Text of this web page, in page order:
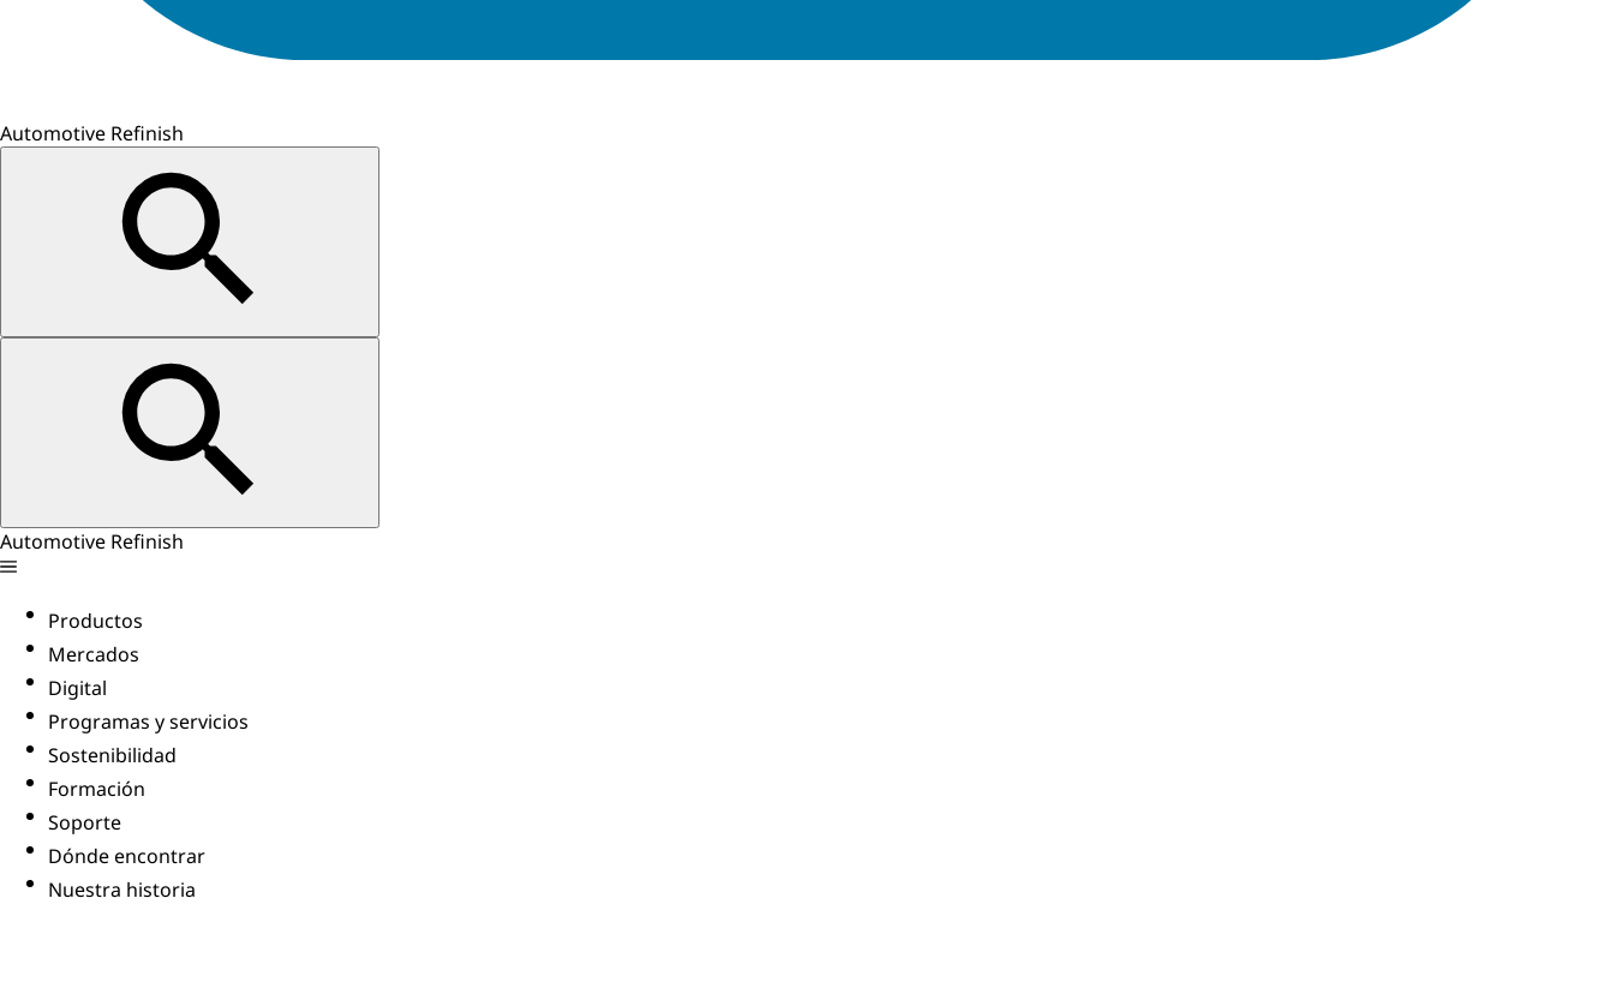
Automotive Refinish
Automotive Refinish
Productos
Mercados
Digital
Programas y servicios
Sostenibilidad
Formación
Soporte
Dónde encontrar
Nuestra historia